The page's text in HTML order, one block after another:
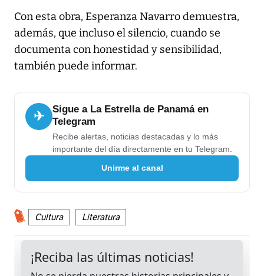
Con esta obra, Esperanza Navarro demuestra,
además, que incluso el silencio, cuando se
documenta con honestidad y sensibilidad,
también puede informar.
✈
Sigue a La Estrella de Panamá en
Telegram
Recibe alertas, noticias destacadas y lo más
importante del día directamente en tu Telegram.
Unirme al canal
Cultura Literatura